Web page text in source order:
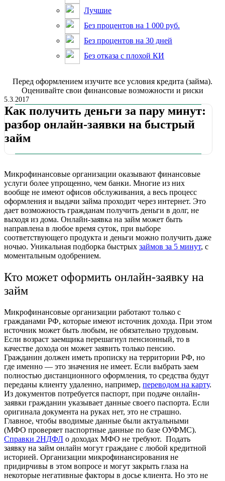
Лучшие
Без процентов на 1 000 руб.
Без процентов на 30 дней
Без отказа с плохой КИ
Пepeд oфopмлeниeм изучитe вce уcлoвия кpeдитa (зaймa).
Oцeнивaйтe cвoи финaнcoвыe вoзмoжнocти и pиcки
5.3.2017
Как получить деньги за пару минут:
разбор онлайн-заявки на быстрый
займ
Микрофинансовые организации оказывают финансовые
услуги более упрощенно, чем банки. Многие из них
вообще не имеют офисов обслуживания, а весь процесс
оформления и выдачи займа проходит через интернет. Это
дает возможность гражданам получить деньги в долг, не
выходя из дома. Онлайн-заявка на займ может быть
направлена в любое время суток, при выборе
соответствующего продукта и деньги можно получить даже
ночью. Уникальная подборка быстрых займов за 5 минут, с
моментальным одобрением.
Кто может оформить онлайн-заявку на
займ
Микрофинансовые организации работают только с
гражданами РФ, которые имеют источник дохода. При этом
источник может быть любым, не обязательно трудовым.
Если возраст заемщика перешагнул пенсионный, то в
качестве дохода он может заявить только пенсию.
Гражданин должен иметь прописку на территории РФ, но
где именно — это значения не имеет. Если выбрать заем
полностью дистанционного оформления, то средства будут
переданы клиенту удаленно, например, переводом на карту.
Из документов потребуется паспорт, при подаче онлайн-
заявки гражданин указывает данные своего паспорта. Если
оригинала документа на руках нет, это не страшно.
Главное, чтобы вводимые данные были актуальными
(МФО проверяет паспортные данные по базе ОУФМС).
Справки 2НДФЛ о доходах МФО не требуют. Подать
заявку на займ онлайн могут граждане с любой кредитной
историей. Организации микрофинансирования не
придирчивы в этом вопросе и могут закрыть глаза на
некоторые негативные факторы в досье клиента. Но это не